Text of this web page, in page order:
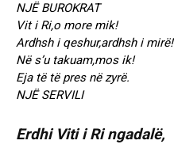
NJË BUROKRAT
Vit i Ri,o more mik!
Ardhsh i qeshur,ardhsh i mirë!
Në s’u takuam,mos ik!
Eja të të pres në zyrë.
NJË SERVILI
Erdhi Viti i Ri ngadalë,